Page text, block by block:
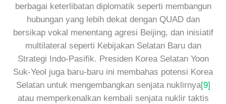
berbagai keterlibatan diplomatik seperti membangun
hubungan yang lebih dekat dengan QUAD dan
bersikap vokal menentang agresi Beijing, dan inisiatif
multilateral seperti Kebijakan Selatan Baru dan
Strategi Indo-Pasifik. Presiden Korea Selatan Yoon
Suk-Yeol juga baru-baru ini membahas potensi Korea
Selatan untuk mengembangkan senjata nuklirnya[9]
atau memperkenalkan kembali senjata nuklir taktis